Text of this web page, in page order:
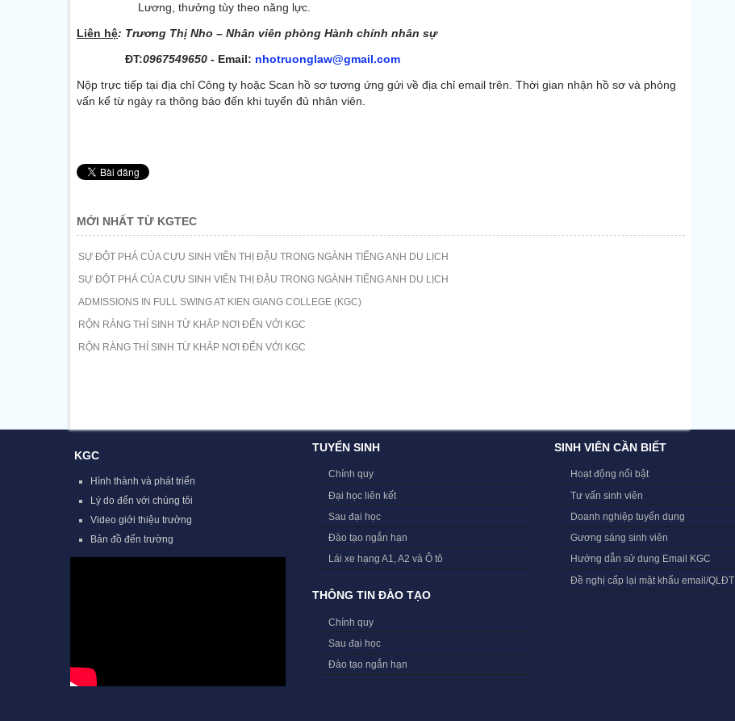
Lương, thưởng tùy theo năng lực.
Liên hệ: Trương Thị Nho – Nhân viên phòng Hành chính nhân sự
ĐT:0967549650 - Email: nhotruonglaw@gmail.com
Nộp trực tiếp tại địa chỉ Công ty hoặc Scan hồ sơ tương ứng gửi về địa chỉ email trên. Thời gian nhận hồ sơ và phỏng
vấn kể từ ngày ra thông báo đến khi tuyển đủ nhân viên.
MỚI NHẤT TỪ KGTEC
SỰ ĐỘT PHÁ CỦA CỰU SINH VIÊN THỊ ĐẬU TRONG NGÀNH TIẾNG ANH DU LỊCH
SỰ ĐỘT PHÁ CỦA CỰU SINH VIÊN THỊ ĐẬU TRONG NGÀNH TIẾNG ANH DU LỊCH
ADMISSIONS IN FULL SWING AT KIEN GIANG COLLEGE (KGC)
RỘN RÀNG THÍ SINH TỪ KHẮP NƠI ĐẾN VỚI KGC
RỘN RÀNG THÍ SINH TỪ KHẮP NƠI ĐẾN VỚI KGC
KGC
Hình thành và phát triển
Lý do đến với chúng tôi
Video giới thiệu trường
Bản đồ đến trường
TUYỂN SINH
Chính quy
Đại học liên kết
Sau đại học
Đào tạo ngắn hạn
Lái xe hạng A1, A2 và Ô tô
THÔNG TIN ĐÀO TẠO
Chính quy
Sau đại học
Đào tạo ngắn hạn
SINH VIÊN CẦN BIẾT
Hoạt động nổi bật
Tư vấn sinh viên
Doanh nghiệp tuyển dụng
Gương sáng sinh viên
Hướng dẫn sử dụng Email KGC
Đề nghị cấp lại mật khẩu email/QLĐT